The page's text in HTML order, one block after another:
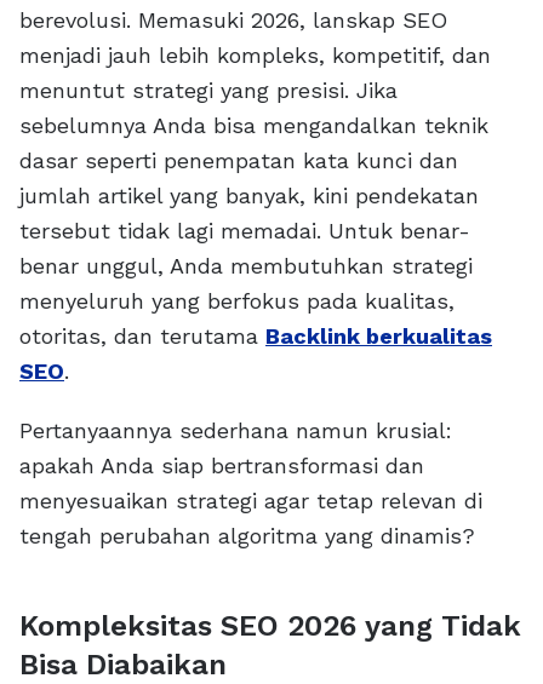
berevolusi. Memasuki 2026, lanskap SEO
menjadi jauh lebih kompleks, kompetitif, dan
menuntut strategi yang presisi. Jika
sebelumnya Anda bisa mengandalkan teknik
dasar seperti penempatan kata kunci dan
jumlah artikel yang banyak, kini pendekatan
tersebut tidak lagi memadai. Untuk benar-
benar unggul, Anda membutuhkan strategi
menyeluruh yang berfokus pada kualitas,
otoritas, dan terutama Backlink berkualitas
SEO.
Pertanyaannya sederhana namun krusial:
apakah Anda siap bertransformasi dan
menyesuaikan strategi agar tetap relevan di
tengah perubahan algoritma yang dinamis?
Kompleksitas SEO 2026 yang Tidak
Bisa Diabaikan